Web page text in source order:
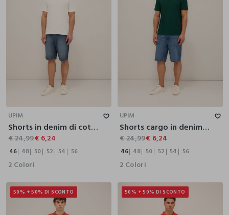
52 54
UPIM
Shorts in denim di cotone uomo
€ 24,99€ 6,24
46 48 50 52 54 56
2 Colori
50 54
UPIM
Shorts cargo in denim di cotone uomo
€ 24,99€ 6,24
46 48 50 52 54 56
2 Colori
50% + 50% DI SCONTO 50% + 50% DI SCONTO